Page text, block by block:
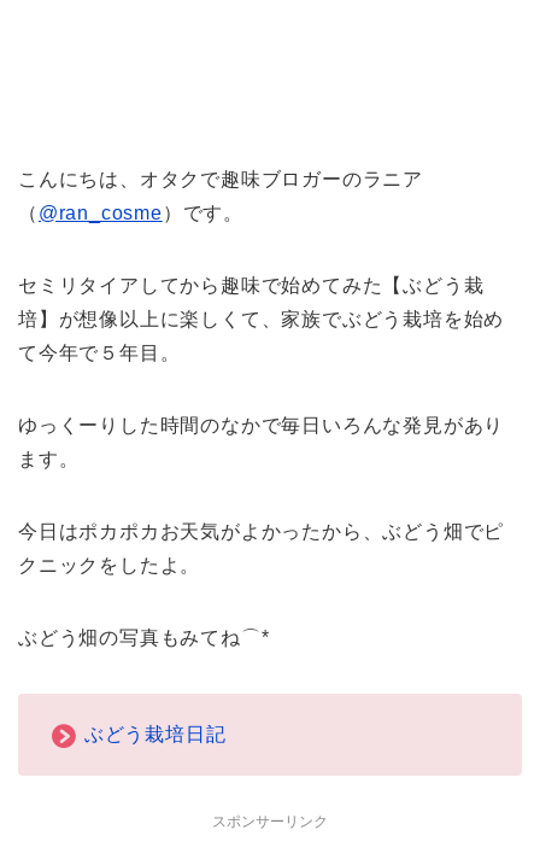
こんにちは、オタクで趣味ブロガーのラニア
（ @ran_cosme）です。
セミリタイアしてから趣味で始めてみた【ぶどう栽
培】が想像以上に楽しくて、家族でぶどう栽培を始め
て今年で５年目。
ゆっくーりした時間のなかで毎日いろんな発見があり
ます。
今日はポカポカお天気がよかったから、ぶどう畑でピ
クニックをしたよ。
ぶどう畑の写真もみてね⌒*
ぶどう栽培日記
スポンサーリンク